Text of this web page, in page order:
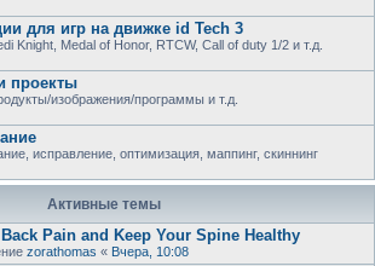
для игр на движке id Tech 3
Knight, Medal of Honor, RTCW, Call of duty 1/2 и т.д.
проекты
изображения/программы и т.д.
исправление, оптимизация, маппинг, скиннинг
Активные темы
Pain and Keep Your Spine Healthy
zorathomas « Вчера, 10:08